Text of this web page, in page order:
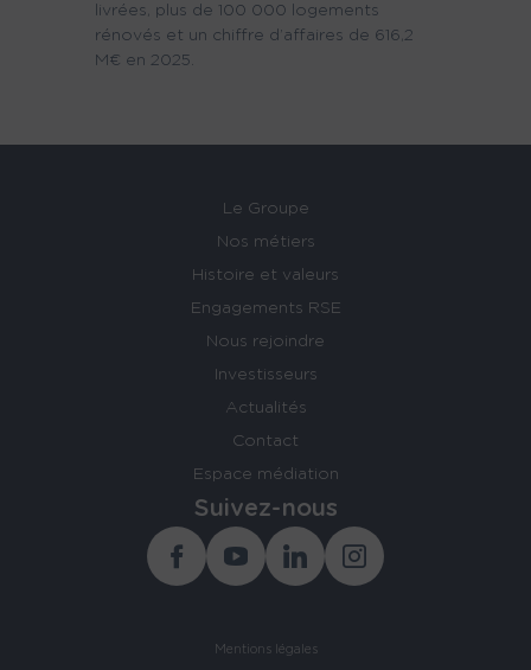
livrées, plus de 100 000 logements
rénovés et un chiffre d’affaires de 616,2
M€ en 2025.
Le Groupe
Nos métiers
Histoire et valeurs
Engagements RSE
Nous rejoindre
Investisseurs
Actualités
Contact
Espace médiation
Suivez-nous
Facebook
YoutubeLinkedinInstagram
Mentions légales